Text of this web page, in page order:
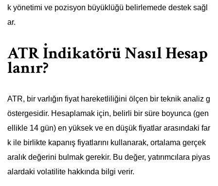
k yönetimi ve pozisyon büyüklüğü belirlemede destek sağl
ar.
ATR İndikatörü Nasıl Hesap
lanır?
ATR, bir varlığın fiyat hareketliliğini ölçen bir teknik analiz g
östergesidir. Hesaplamak için, belirli bir süre boyunca (gen
ellikle 14 gün) en yüksek ve en düşük fiyatlar arasındaki far
k ile birlikte kapanış fiyatlarını kullanarak, ortalama gerçek
aralık değerini bulmak gerekir. Bu değer, yatırımcılara piyas
alardaki volatilite hakkında bilgi verir.